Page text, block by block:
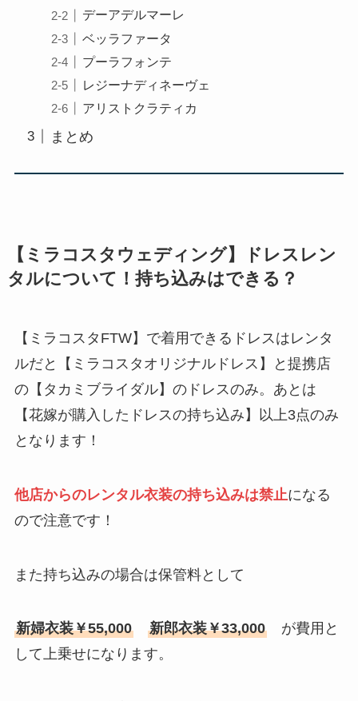
デーアデルマーレ
ベッラファータ
プーラフォンテ
レジーナディネーヴェ
アリストクラティカ
まとめ
【ミラコスタウェディング】ドレスレン
タルについて！持ち込みはできる？
【ミラコスタFTW】で着用できるドレスはレンタ
ルだと【ミラコスタオリジナルドレス】と提携店
の【タカミブライダル】のドレスのみ。あとは
【花嫁が購入したドレスの持ち込み】以上3点のみ
となります！
他店からのレンタル衣装の持ち込みは禁止になる
ので注意です！
また持ち込みの場合は保管料として
新婦衣装￥55,000 新郎衣装￥33,000が費用と
して上乗せになります。